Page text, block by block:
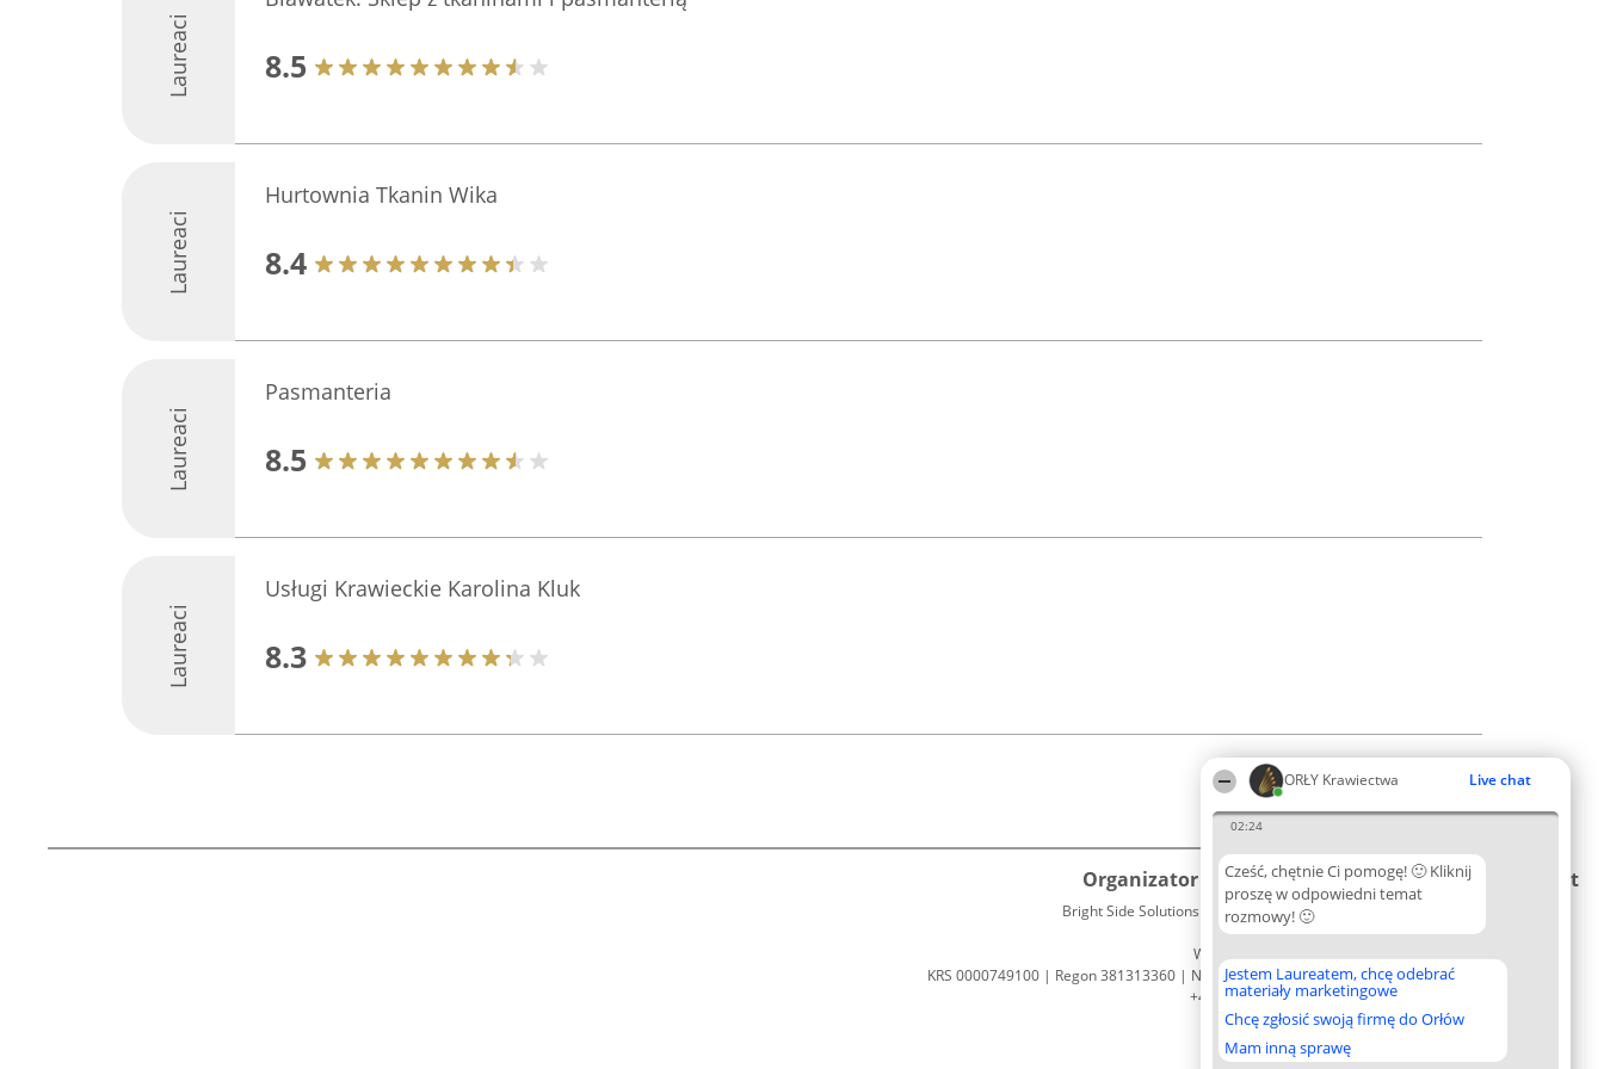
ORŁY Krawiectwa Live chat
02:24
Cześć, chętnie Ci pomogę! 🙂 Kliknij
proszę w odpowiedni temat
rozmowy! 🙂
Jestem Laureatem, chcę odebrać
materiały marketingowe
Chcę zgłosić swoją firmę do Orłów
Mam inną sprawę
Laureaci 8.5
Laureaci
Hurtownia Tkanin Wika
8.4
Laureaci
Pasmanteria
8.5
Laureaci
Usługi Krawieckie Karolina Kluk
8.3
Organizator plebiscytu
Bright Side Solutions sp. z o. o. sp. k.
ul. Ruska 22
Wrocław 50-079
KRS 0000749100 | Regon 381313360 | NIP 8943132676
+48 508 492 400
Plebiscyt
Lista
Laureatów
Zasady
Regulamin
Prywatności
Kontakt